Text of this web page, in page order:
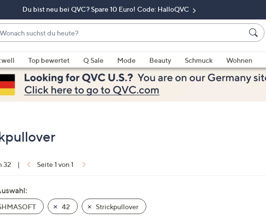
Du bist neu bei QVC? Spare 10 Euro! Code: HalloQVC
Top bewertet Q Sale Mode Beauty Schmuck Wohnen
32 | Seite 1 von 1
42 Strickpullover